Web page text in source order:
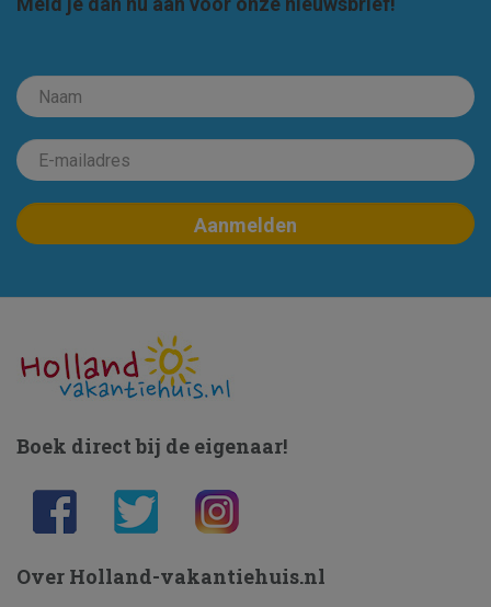
Boek direct bij de eigenaar!
Over Holland-vakantiehuis.nl